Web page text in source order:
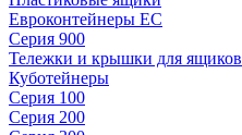
Евроконтейнеры ЕС
Серия 900
Тележки и крышки для ящиков
Куботейнеры
Серия 100
Серия 200